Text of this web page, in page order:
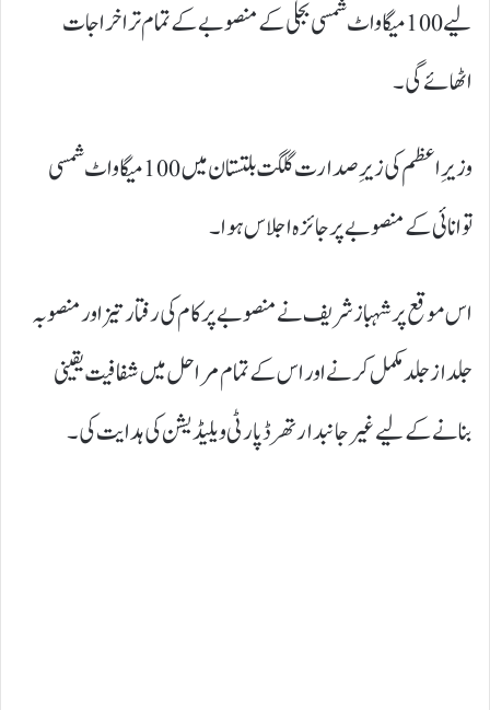
لیے 100 میگا واٹ شمسی بجلی کے منصوبے کے تمام تر اخراجات
اٹھائے گی۔
وزیرِ اعظم کی زیرِ صدارت گلگت بلتستان میں 100 میگا واٹ شمسی
توانائی کے منصوبے پر جائزہ اجلاس ہوا۔
اس موقع پر شہباز شریف نے منصوبے پر کام کی رفتار تیز اور منصوبہ
جلد از جلد مکمل کرنے اور اس کے تمام مراحل میں شفافیت یقینی
بنانے کے لیے غیر جانبدار تھرڈ پارٹی ویلیڈیشن کی ہدایت کی۔